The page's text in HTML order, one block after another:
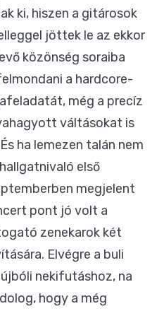
ki, hiszen a gitárosok
jöttek le az ekkor
közönség soraiba
a hardcore-
még a precíz
váltásokat is
ha lemezen talán nem
első
megjelent
pont jó volt a
zenekarok két
Elvégre a buli
nekifutáshoz, na
hogy a még